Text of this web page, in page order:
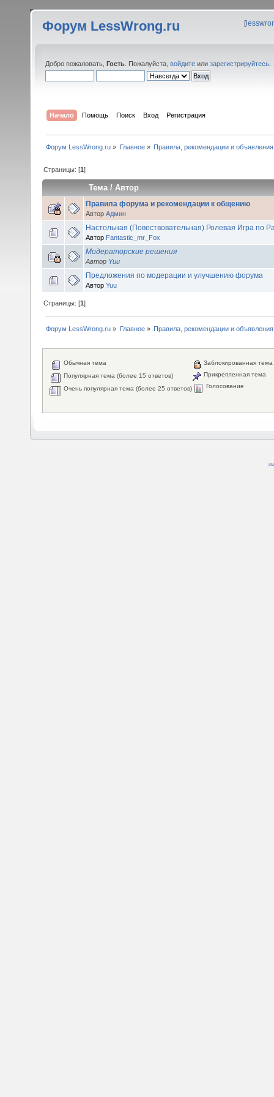
Форум LessWrong.ru [
Добро пожаловать, Гость . Пожалуйста, войдите или зарегистрируйтесь
Начало Помощь Поиск Вход Регистрация
Форум LessWrong.ru » Главное» Правила, рекомендации и объявления
Страницы: [1]
Тема /Автор
Правила форума и рекомендации к общению
Автор Админ
Настольная (Повествовательная) Ролевая Игра по
Автор Fantastic_mr_Fox
Модераторские решения
Автор Yuu
Предложения по модерации и улучшению форума
Автор Yuu
Страницы: [1]
Форум LessWrong.ru » Главное» Правила, рекомендации и объявления
Обычная тема
Популярная тема (более 15 ответов)
Очень популярная тема (более 25 ответов)
Заблокированная тема
Прикрепленная тема
Голосование